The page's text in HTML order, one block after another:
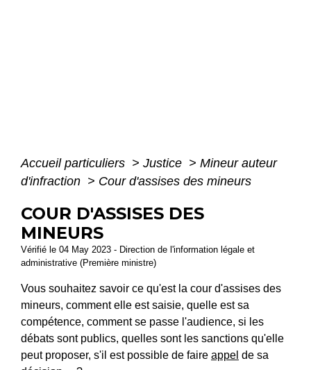
Accueil particuliers > Justice > Mineur auteur
d'infraction > Cour d'assises des mineurs
COUR D'ASSISES DES
MINEURS
Vérifié le 04 May 2023 - Direction de l'information légale et
administrative (Première ministre)
Vous souhaitez savoir ce qu'est la cour d'assises des
mineurs, comment elle est saisie, quelle est sa
compétence, comment se passe l'audience, si les
débats sont publics, quelles sont les sanctions qu'elle
peut proposer, s'il est possible de faire appel de sa